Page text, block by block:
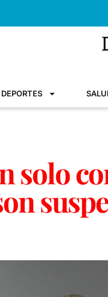
DEPORTES
solo